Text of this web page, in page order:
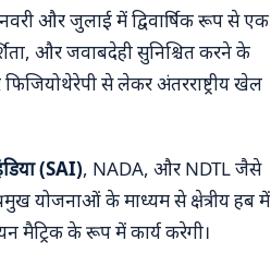
और जुलाई में द्विवार्षिक रूप से एक
और जवाबदेही सुनिश्चित करने के
से लेकर अंतरराष्ट्रीय खेल
(SAI), NADA, और NDTL जैसे
योजनाओं के माध्यम से क्षेत्रीय हब में
मैट्रिक के रूप में कार्य करेगी।